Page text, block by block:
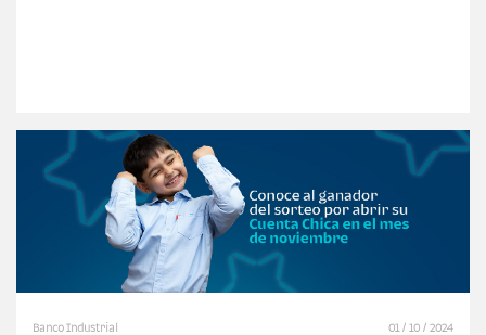
Banco Industrial 01 / 10 / 2024